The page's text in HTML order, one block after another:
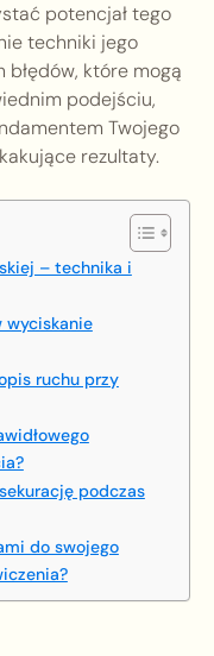
potencjał tego
techniki jego
które mogą
podejściu,
Twojego
rezultaty.
– technika i
wyciskanie
ruchu przy
podczas
do swojego